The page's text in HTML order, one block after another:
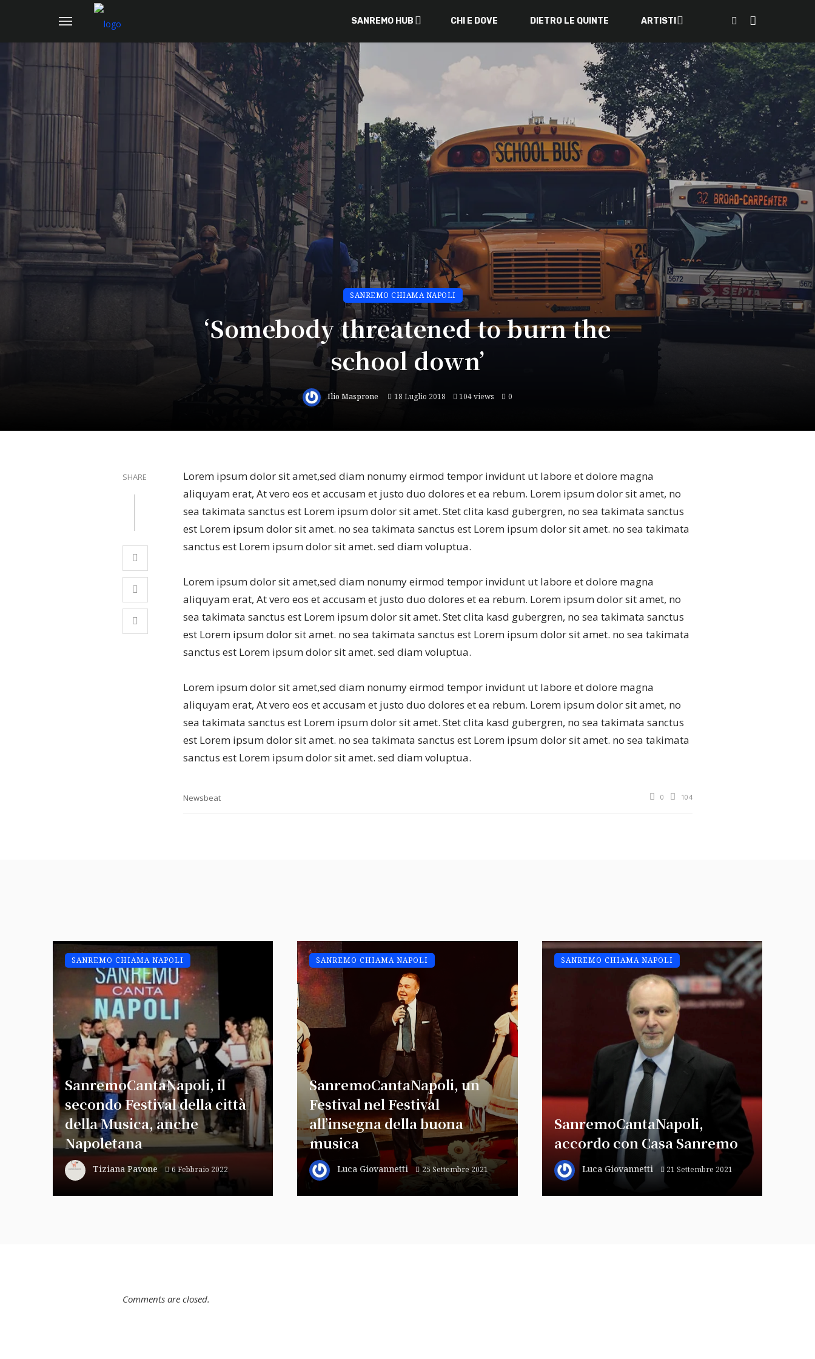
SANREMO HUB CHI E DOVE DIETRO LE QUINTE ARTISTI
SANREMO CHIAMA NAPOLI
‘Somebody threatened to burn the
school down’
Ilio Masprone 18 Luglio 2018 104 views 0
SHARE
Lorem ipsum dolor sit amet,sed diam nonumy eirmod tempor invidunt ut labore et dolore magna
aliquyam erat, At vero eos et accusam et justo duo dolores et ea rebum. Lorem ipsum dolor sit amet, no
sea takimata sanctus est Lorem ipsum dolor sit amet. Stet clita kasd gubergren, no sea takimata sanctus
est Lorem ipsum dolor sit amet. no sea takimata sanctus est Lorem ipsum dolor sit amet. no sea takimata
sanctus est Lorem ipsum dolor sit amet. sed diam voluptua.
Lorem ipsum dolor sit amet,sed diam nonumy eirmod tempor invidunt ut labore et dolore magna
aliquyam erat, At vero eos et accusam et justo duo dolores et ea rebum. Lorem ipsum dolor sit amet, no
sea takimata sanctus est Lorem ipsum dolor sit amet. Stet clita kasd gubergren, no sea takimata sanctus
est Lorem ipsum dolor sit amet. no sea takimata sanctus est Lorem ipsum dolor sit amet. no sea takimata
sanctus est Lorem ipsum dolor sit amet. sed diam voluptua.
Lorem ipsum dolor sit amet,sed diam nonumy eirmod tempor invidunt ut labore et dolore magna
aliquyam erat, At vero eos et accusam et justo duo dolores et ea rebum. Lorem ipsum dolor sit amet, no
sea takimata sanctus est Lorem ipsum dolor sit amet. Stet clita kasd gubergren, no sea takimata sanctus
est Lorem ipsum dolor sit amet. no sea takimata sanctus est Lorem ipsum dolor sit amet. no sea takimata
sanctus est Lorem ipsum dolor sit amet. sed diam voluptua.
Newsbeat 0 104
SanremoCantaNapoli, il
secondo Festival della città
della Musica, anche
Napoletana
Tiziana Pavone 6 Febbraio 2022
SANREMO CHIAMA NAPOLI
SanremoCantaNapoli, un
Festival nel Festival
all’insegna della buona
musica
Luca Giovannetti 25 Settembre 2021
SANREMO CHIAMA NAPOLI
SanremoCantaNapoli,
accordo con Casa Sanremo
Luca Giovannetti 21 Settembre 2021
SANREMO CHIAMA NAPOLI
Comments are closed.